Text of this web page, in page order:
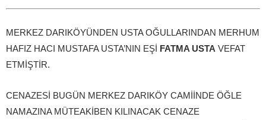
MERKEZ DARIKÖYÜNDEN USTA OĞULLARINDAN MERHUM
HAFIZ HACI MUSTAFA USTA’NIN EŞİ FATMA USTA VEFAT
ETMİŞTİR.
CENAZESİ BUGÜN MERKEZ DARIKÖY CAMİİNDE ÖĞLE
NAMAZINA MÜTEAKİBEN KILINACAK CENAZE